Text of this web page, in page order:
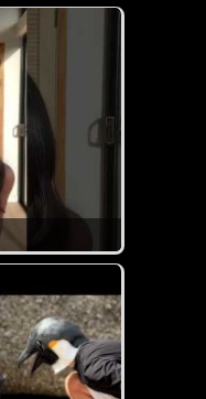
wieder für einen
deine